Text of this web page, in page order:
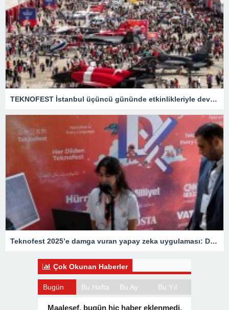
TEKNOFEST İstanbul üçüncü gününde etkinlikleriyle devam etti
Teknofest 2025’e damga vuran yapay zeka uygulaması: Demirören’den çok dilli uygulama
Çok Okunan Haberler
Bugün Bu Hafta Bu Ay Bu Yıl
Maalesef, bugün hiç haber eklenmedi.